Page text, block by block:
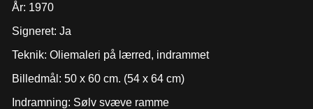
År: 1970
Signeret: Ja
Teknik: Oliemaleri på lærred, indrammet
Billedmål: 50 x 60 cm. (54 x 64 cm)
Indramning: Sølv svæve ramme